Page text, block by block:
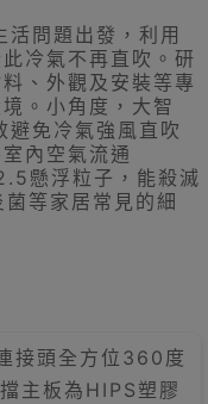
問題出發，利用
冷氣不再直吹。研
、外觀及安裝等專
。小角度，大智
免冷氣強風直吹
內空氣流通
懸浮粒子，能殺滅
等家居常見的細
接頭全方位360度
主板為HIPS塑膠